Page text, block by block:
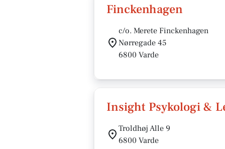
Finckenhagen
c/o. Merete Finckenhagen
Nørregade 45
6800 Varde
Insight Psykologi &
Troldhøj Alle 9
6800 Varde